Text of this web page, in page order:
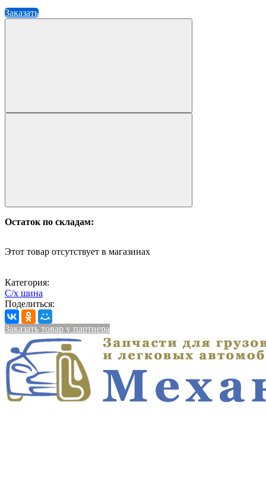
Заказать
Остаток по складам:
Этот товар отсутствует в магазинах
Категория:
С/х шина
Поделиться:
Заказать товар у партнера